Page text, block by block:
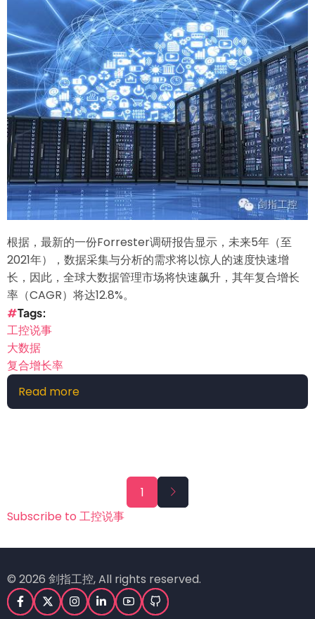
商
Altiscale
根据，最新的一份Forrester调研报告显示，未来5年（至
2021年），数据采集与分析的需求将以惊人的速度快速增
长，因此，全球大数据管理市场将快速飙升，其年复合增长
率（CAGR）将达12.8%。
Tags
工控说事
大数据
复合增长率
Read more
未
据
理
场
年
1
Next
page
Subscribe to 工控说事
© 2026 剑指工控, All rights reserved.